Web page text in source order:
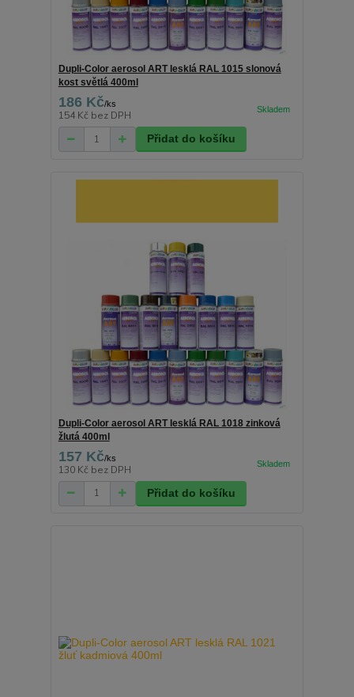
Dupli-Color aerosol ART lesklá RAL 1015 slonová
kost světlá 400ml
186 Kč/ks
154 Kč bez DPH
Přidat do košíku
Dupli-Color aerosol ART lesklá RAL 1018 zinková
žlutá 400ml
157 Kč/ks
130 Kč bez DPH
Přidat do košíku